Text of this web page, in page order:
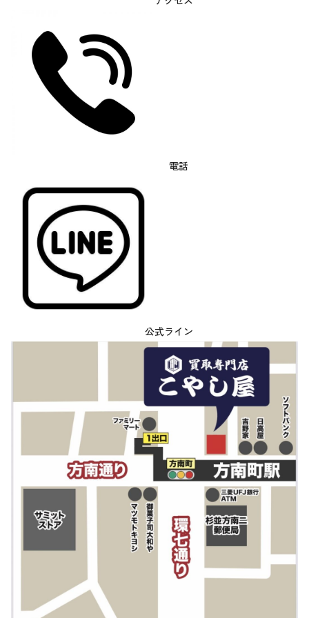
電話
公式ライン